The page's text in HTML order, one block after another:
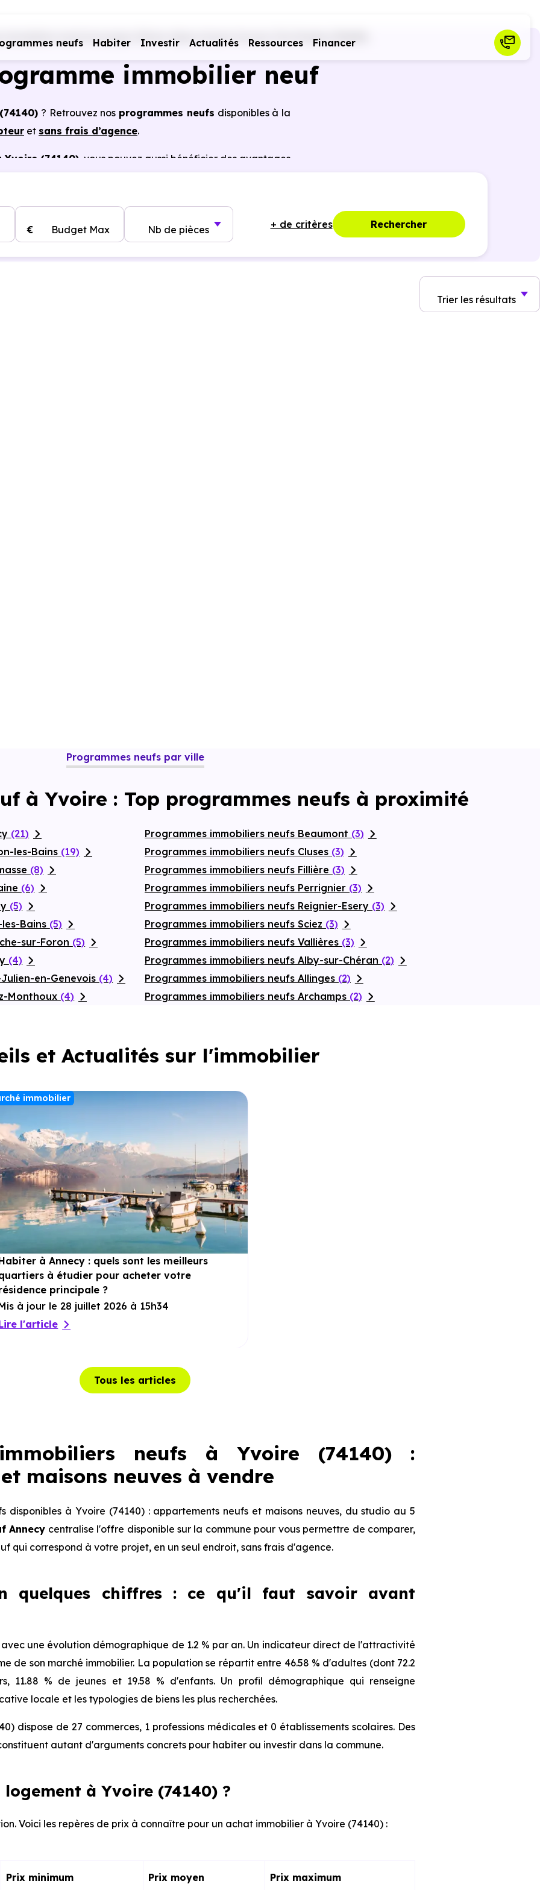
neufs Habiter Investir Actualités Ressources Financer
immobiliers neufs Auvergne-Rhône-Alpes Haute-Savoie (74) Yvoire (74140)
immobilier neuf
? Retrouvez nos programmes neufs disponibles à la
et sans frais d’agence.
(74140) , vous pouvez aussi bénéficier des avantages
Budget Max
€ Nb de pièces + de critères Rechercher
Trier les résultats
Programmes neufs par ville
à Yvoire : Top programmes neufs à proximité
(21)
les-Bains (19)
(8)
(6)
(5)
Bains (5)
sur-Foron (5)
(4)
en-Genevois (4)
Monthoux (4)
Programmes immobiliers neufs Beaumont (3)
Programmes immobiliers neufs Cluses (3)
Programmes immobiliers neufs Fillière (3)
Programmes immobiliers neufs Perrignier (3)
Programmes immobiliers neufs Reignier-Esery (3)
Programmes immobiliers neufs Sciez (3)
Programmes immobiliers neufs Vallières (3)
Programmes immobiliers neufs Alby-sur-Chéran (2)
Programmes immobiliers neufs Allinges (2)
Programmes immobiliers neufs Archamps (2)
et Actualités sur l'immobilier
immobilier
à Annecy : quels sont les meilleurs
à étudier pour acheter votre
principale ?
à jour le 28 juillet 2026 à 15h34
l'article
Tous les articles
immobiliers neufs à Yvoire (74140) :
maisons neuves à vendre
disponibles à Yvoire (74140) : appartements neufs et maisons neuves, du studio au 5
Annecy centralise l'offre disponible sur la commune pour vous permettre de comparer,
qui correspond à votre projet, en un seul endroit, sans frais d'agence.
quelques chiffres : ce qu'il faut savoir avant
une évolution démographique de 1.2 % par an. Un indicateur direct de l'attractivité
de son marché immobilier. La population se répartit entre 46.58 % d'adultes (dont 72.2
11.88 % de jeunes et 19.58 % d'enfants. Un profil démographique qui renseigne
locale et les typologies de biens les plus recherchées.
dispose de 27 commerces, 1 professions médicales et 0 établissements scolaires. Des
autant d'arguments concrets pour habiter ou investir dans la commune.
à Yvoire (74140) ?
Voici les repères de prix à connaître pour un achat immobilier à Yvoire (74140) :
Prix minimum Prix moyen Prix maximum